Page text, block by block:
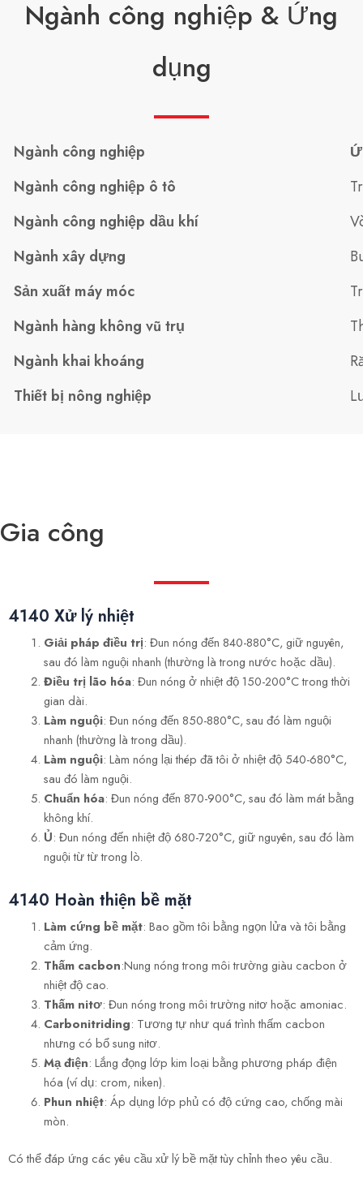
Ngành công nghiệp & Ứng
dụng
Ngành công nghiệp
Ngành công nghiệp ô tô
Ngành công nghiệp dầu khí
Ngành xây dựng
Sản xuất máy móc
Ngành hàng không vũ trụ
Ngành khai khoáng
Thiết bị nông nghiệp
Gia công
4140 Xử lý nhiệt
Giải pháp điều trị: Đun nóng đến 840-880°C, giữ nguyên,
sau đó làm nguội nhanh (thường là trong nước hoặc dầu).
Điều trị lão hóa: Đun nóng ở nhiệt độ 150-200°C trong thời
gian dài.
Làm nguội: Đun nóng đến 850-880°C, sau đó làm nguội
nhanh (thường là trong dầu).
Làm nguội: Làm nóng lại thép đã tôi ở nhiệt độ 540-680°C,
sau đó làm nguội.
Chuẩn hóa: Đun nóng đến 870-900°C, sau đó làm mát bằng
không khí.
Ủ: Đun nóng đến nhiệt độ 680-720°C, giữ nguyên, sau đó làm
nguội từ từ trong lò.
4140 Hoàn thiện bề mặt
Làm cứng bề mặt: Bao gồm tôi bằng ngọn lửa và tôi bằng
cảm ứng.
Thấm cacbon:Nung nóng trong môi trường giàu cacbon ở
nhiệt độ cao.
Thấm nitơ: Đun nóng trong môi trường nitơ hoặc amoniac.
Carbonitriding: Tương tự như quá trình thấm cacbon
nhưng có bổ sung nitơ.
Mạ điện: Lắng đọng lớp kim loại bằng phương pháp điện
hóa (ví dụ: crom, niken).
Phun nhiệt: Áp dụng lớp phủ có độ cứng cao, chống mài
mòn.
Có thể đáp ứng các yêu cầu xử lý bề mặt tùy chỉnh theo yêu cầu.